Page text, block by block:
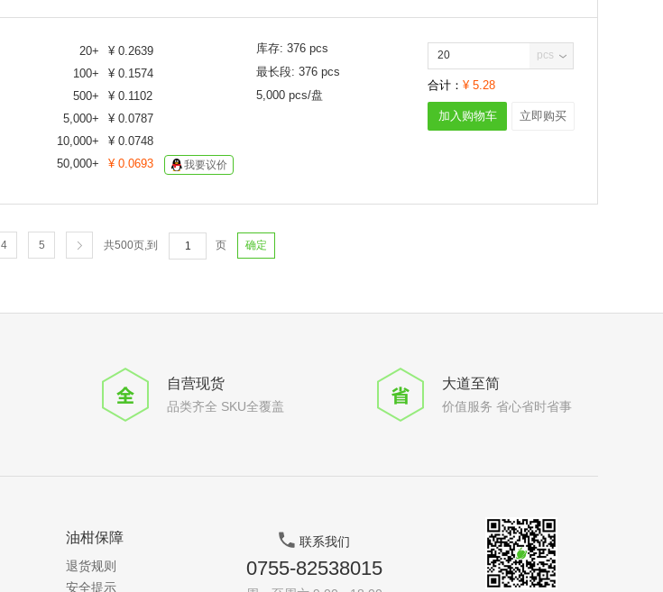
20+ ¥ 0.2639
100+ ¥ 0.1574
500+ ¥ 0.1102
5,000+ ¥ 0.0787
10,000+ ¥ 0.0748
50,000+ ¥ 0.0693 我要议价
库存: 376 pcs
最长段: 376 pcs
5,000 pcs/盘
pcs
合计： ¥ 5.28
加入购物车 立即购买
4 5 共500页,到 页 确定
自营现货
品类齐全 SKU全覆盖
大道至简
价值服务 省心省时省事
油柑保障
退货规则
安全提示
联系我们
0755-82538015